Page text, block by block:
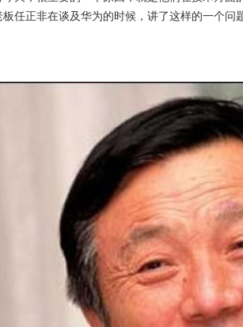
任正非在谈及华为的时候，讲了这样的一个